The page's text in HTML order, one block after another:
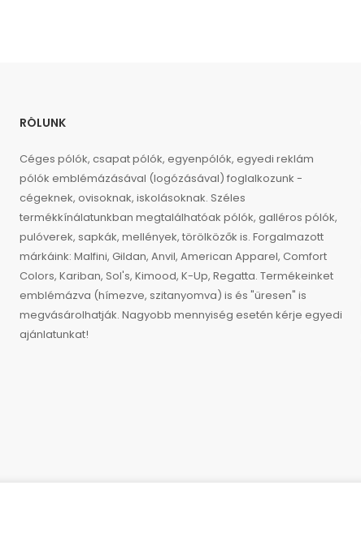
RÓLUNK
Céges pólók, csapat pólók, egyenpólók, egyedi reklám
pólók emblémázásával (logózásával) foglalkozunk -
cégeknek, ovisoknak, iskolásoknak. Széles
termékkínálatunkban megtalálhatóak pólók, galléros pólók,
pulóverek, sapkák, mellények, törölközők is. Forgalmazott
márkáink: Malfini, Gildan, Anvil, American Apparel, Comfort
Colors, Kariban, Sol's, Kimood, K-Up, Regatta. Termékeinket
emblémázva (hímezve, szitanyomva) is és "üresen" is
megvásárolhatják. Nagyobb mennyiség esetén kérje egyedi
ajánlatunkat!